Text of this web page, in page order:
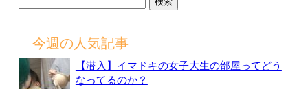
今週の人気記事
【潜入】イマドキの女子大生の部屋ってどう
なってるのか？